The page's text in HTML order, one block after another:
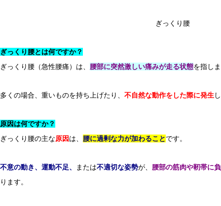
ぎっくり腰
ぎっくり腰とは何ですか？
ぎっくり腰（急性腰痛）は、 腰部に突然激しい痛みが走る状態を指し
多くの場合、重いものを持ち上げたり、 不自然な動作をした際に発生
原因は何ですか？
ぎっくり腰の主な原因は、 腰に過剰な力が加わることです。
不意の動き、運動不足、 または不適切な姿勢が、 腰部の筋肉や靭帯に
ります。